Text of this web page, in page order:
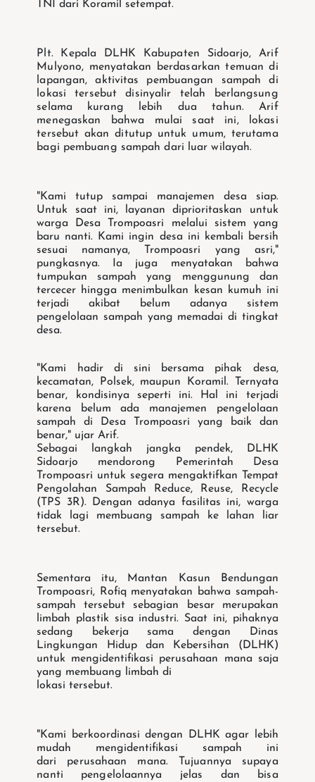
TNI dari Koramil setempat.
Plt. Kepala DLHK Kabupaten Sidoarjo, Arif
Mulyono, menyatakan berdasarkantemuan di
lapangan, aktivitas pembuangan sampah di
lokasi tersebut disinyalir telah berlangsung
selama kurang lebih dua tahun. Arif
menegaskan bahwa mulai saat ini, lokasi
tersebut akan ditutup untuk umum, terutama
bagi pembuang sampah dari luarwilayah.
"Kami tutup sampai manajemen desa siap.
Untuk saat ini, layanan diprioritaskan untuk
warga Desa Trompoasri melalui sistem yang
baru nanti. Kami ingin desa ini kembali bersih
sesuai namanya, Trompoasri yang asri,"
pungkasnya. Ia juga menyatakan bahwa
tumpukan sampah yang menggunung dan
tercecer hingga menimbulkan kesan kumuh ini
terjadi akibat belum adanya sistem
pengelolaan sampah yang memadai di tingkat
desa.
"Kami hadir di sini bersama pihak desa,
kecamatan, Polsek, maupun Koramil. Ternyata
benar, kondisinya seperti ini. Hal ini terjadi
karena belum ada manajemen pengelolaan
sampah di Desa Trompoasri yang baik dan
benar," ujar Arif.
Sebagai langkah jangka pendek, DLHK
Sidoarjo mendorong Pemerintah Desa
Trompoasri untuk segera mengaktifkan Tempat
Pengolahan Sampah Reduce, Reuse, Recycle
(TPS 3R). Dengan adanya fasilitas ini, warga
tidak lagi membuang sampah ke lahan liar
tersebut.
Sementara itu, Mantan Kasun Bendungan
Trompoasri, Rofiq menyatakan bahwa sampah-
sampah tersebut sebagian besar merupakan
limbah plastik sisa industri. Saat ini, pihaknya
sedang bekerja sama dengan Dinas
Lingkungan Hidup dan Kebersihan (DLHK)
untuk mengidentifikasi perusahaan mana saja
yang membuang limbah di
lokasi tersebut.
"Kami berkoordinasi dengan DLHK agar lebih
mudah mengidentifikasi sampah ini
dari perusahaan mana. Tujuannya supaya
nanti pengelolaannya jelas dan bisa